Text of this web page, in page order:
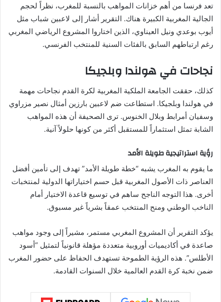
تعد فرنسا من أهم خزانات المواهب بالنسبة للمغرب، نظراً لحجم
الجالية المغربية الكبيرة هناك. التقرير أشار إلى لاعبين شباب مثل
أيوب بوعدي ونيل العيناوي، الذين اختاروا المشروع الرياضي المغربي
رغم ارتباطهم السابق بالفئات السنية للمنتخب الفرنسي.
نجاحات في هولندا وبلجيكا
كذلك، حققت الجامعة الملكية المغربية لكرة القدم نجاحات مهمة
في هولندا وبلجيكا. استطاعت ضم لاعبين بارزين أمثال نصير مزراوي
وسفيان أمرابط وبلال الخنوس. ترى الصحيفة أن هذه المواهب
الشابة تمثل استثماراً للمستقبل أكثر من كونها حلولاً آنية.
رؤية استراتيجية طويلة الأمد
ما يقوم به المغرب يشبه “خطة طويلة الأمد” تهدف إلى تأمين أفضل
العناصر ذات الأصول المغربية قبل حسم اختياراتها الدولية لمنتخبات
أخرى. هذا التوجه الناجح ساهم في توسيع قاعدة الاختيار أمام
الناخب الوطني ومنح المنتخب عمقاً بشرياً غير مسبوق.
يؤكد التقرير أن المشروع المغربي مستمر، مشيراً إلى وجود مواهب
صاعدة في أكاديميات أوروبية متعددة مؤهلة قانونياً لتمثيل “أسود
الأطلس”. هذه الرؤية الطموحة تستهدف الحفاظ على حضور المغرب
ضمن نخبة كرة القدم العالمية خلال السنوات القادمة.